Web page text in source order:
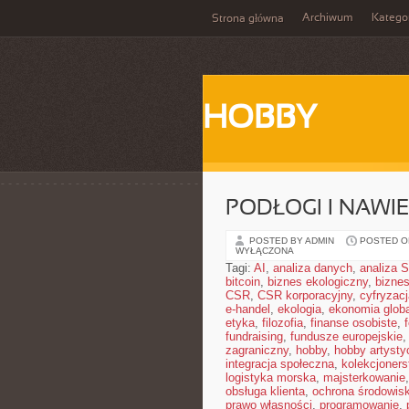
Strona główna Archiwum
HOBBY
PODŁOGI I
POSTED BY ADMIN POSTED
WYŁĄCZONA
Tagi: AI , analiza danych, analiza
bitcoin, biznes ekologiczny,
CSR, CSR korporacyjny,
e-handel , ekologia, ekonomia
etyka, filozofia, finanse osobiste,
fundraising, fundusze europejskie,
zagraniczny, hobby, hobby
integracja społeczna,
logistyka morska, majsterkowanie,
obsługa klienta, ochrona
prawo własności, programowanie,